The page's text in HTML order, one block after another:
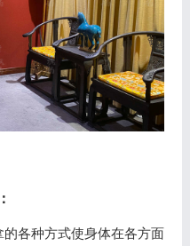
各种方式使身体在各方面